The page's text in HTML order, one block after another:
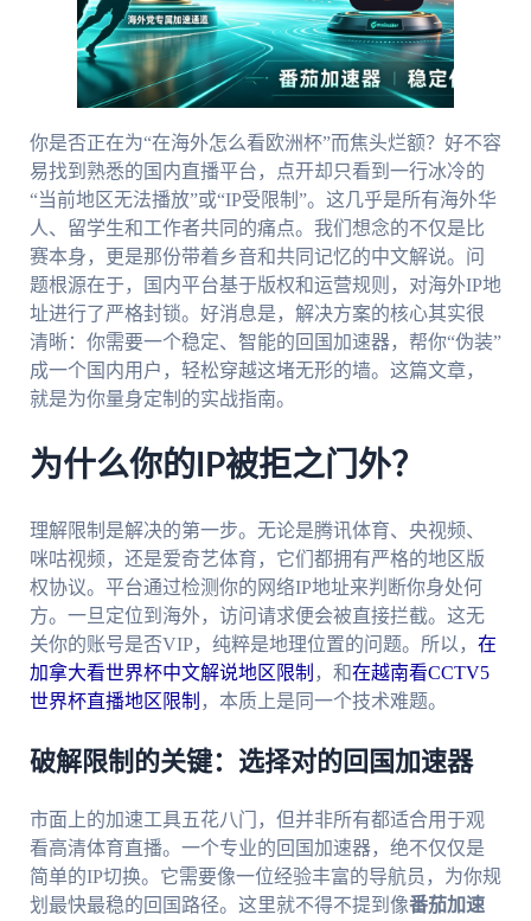
你是否正在为“在海外怎么看欧洲杯”而焦头烂额？好不容
易找到熟悉的国内直播平台，点开却只看到一行冰冷的
“当前地区无法播放”或“IP受限制”。这几乎是所有海外华
人、留学生和工作者共同的痛点。我们想念的不仅是比
赛本身，更是那份带着乡音和共同记忆的中文解说。问
题根源在于，国内平台基于版权和运营规则，对海外IP地
址进行了严格封锁。好消息是，解决方案的核心其实很
清晰：你需要一个稳定、智能的回国加速器，帮你“伪装”
成一个国内用户，轻松穿越这堵无形的墙。这篇文章，
就是为你量身定制的实战指南。
为什么你的IP被拒之门外？
理解限制是解决的第一步。无论是腾讯体育、央视频、
咪咕视频，还是爱奇艺体育，它们都拥有严格的地区版
权协议。平台通过检测你的网络IP地址来判断你身处何
方。一旦定位到海外，访问请求便会被直接拦截。这无
关你的账号是否VIP，纯粹是地理位置的问题。所以， 在
加拿大看世界杯中文解说地区限制 ，和在越南看CCTV5
世界杯直播地区限制 ，本质上是同一个技术难题。
破解限制的关键：选择对的回国加速器
市面上的加速工具五花八门，但并非所有都适合用于观
看高清体育直播。一个专业的回国加速器，绝不仅仅是
简单的IP切换。它需要像一位经验丰富的导航员，为你规
划最快最稳的回国路径。这里就不得不提到像番茄加速